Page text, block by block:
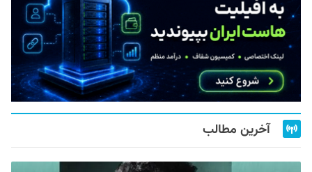
آخرین مطالب